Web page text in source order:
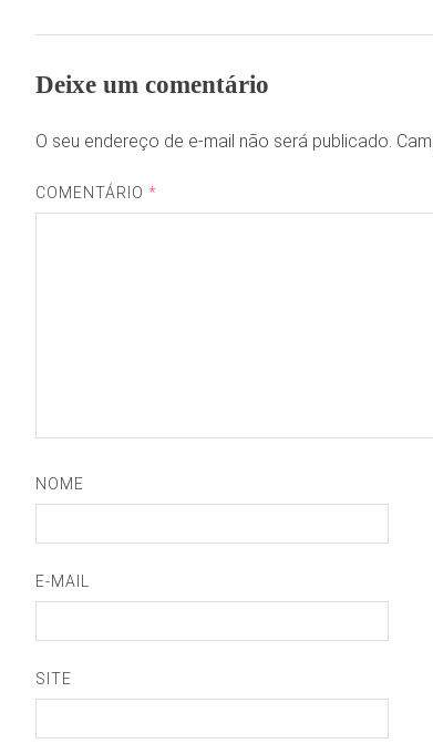
Deixe um comentário
O seu endereço de e-mail não será publicado.
COMENTÁRIO*
NOME
E-MAIL
SITE